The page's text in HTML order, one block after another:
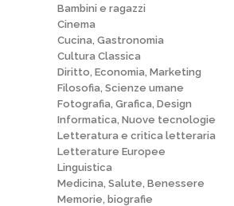
Bambini e ragazzi
Cinema
Cucina, Gastronomia
Cultura Classica
Diritto, Economia, Marketing
Filosofia, Scienze umane
Fotografia, Grafica, Design
Informatica, Nuove tecnologie
Letteratura e critica letteraria
Letterature Europee
Linguistica
Medicina, Salute, Benessere
Memorie, biografie